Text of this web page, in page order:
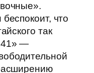
что
так
—